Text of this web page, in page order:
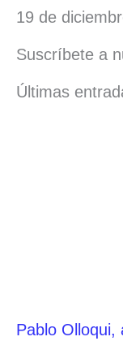
19 de
Suscríbete a
Últimas
Pablo Olloqui,